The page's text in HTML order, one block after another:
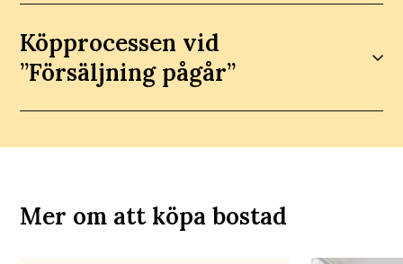
Köpprocessen vid
”Försäljning pågår”
Mer om att köpa bostad